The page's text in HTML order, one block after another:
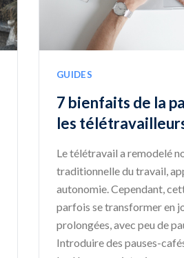
GUIDES
7 bienfaits de la
les
Le télétravail a remodelé
traditionnelle du travail,
autonomie. Cependant,
parfois se transformer en
prolongées, avec peu de
Introduire des pauses-